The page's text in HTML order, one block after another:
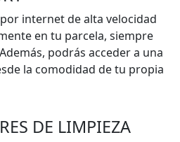
internet de alta velocidad
en tu parcela, siempre
podrás acceder a una
la comodidad de tu propia
DE LIMPIEZA